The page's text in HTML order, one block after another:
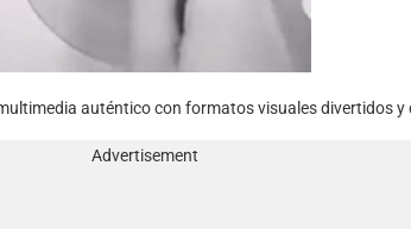
auténtico con formatos visuales divertidos y
Advertisement